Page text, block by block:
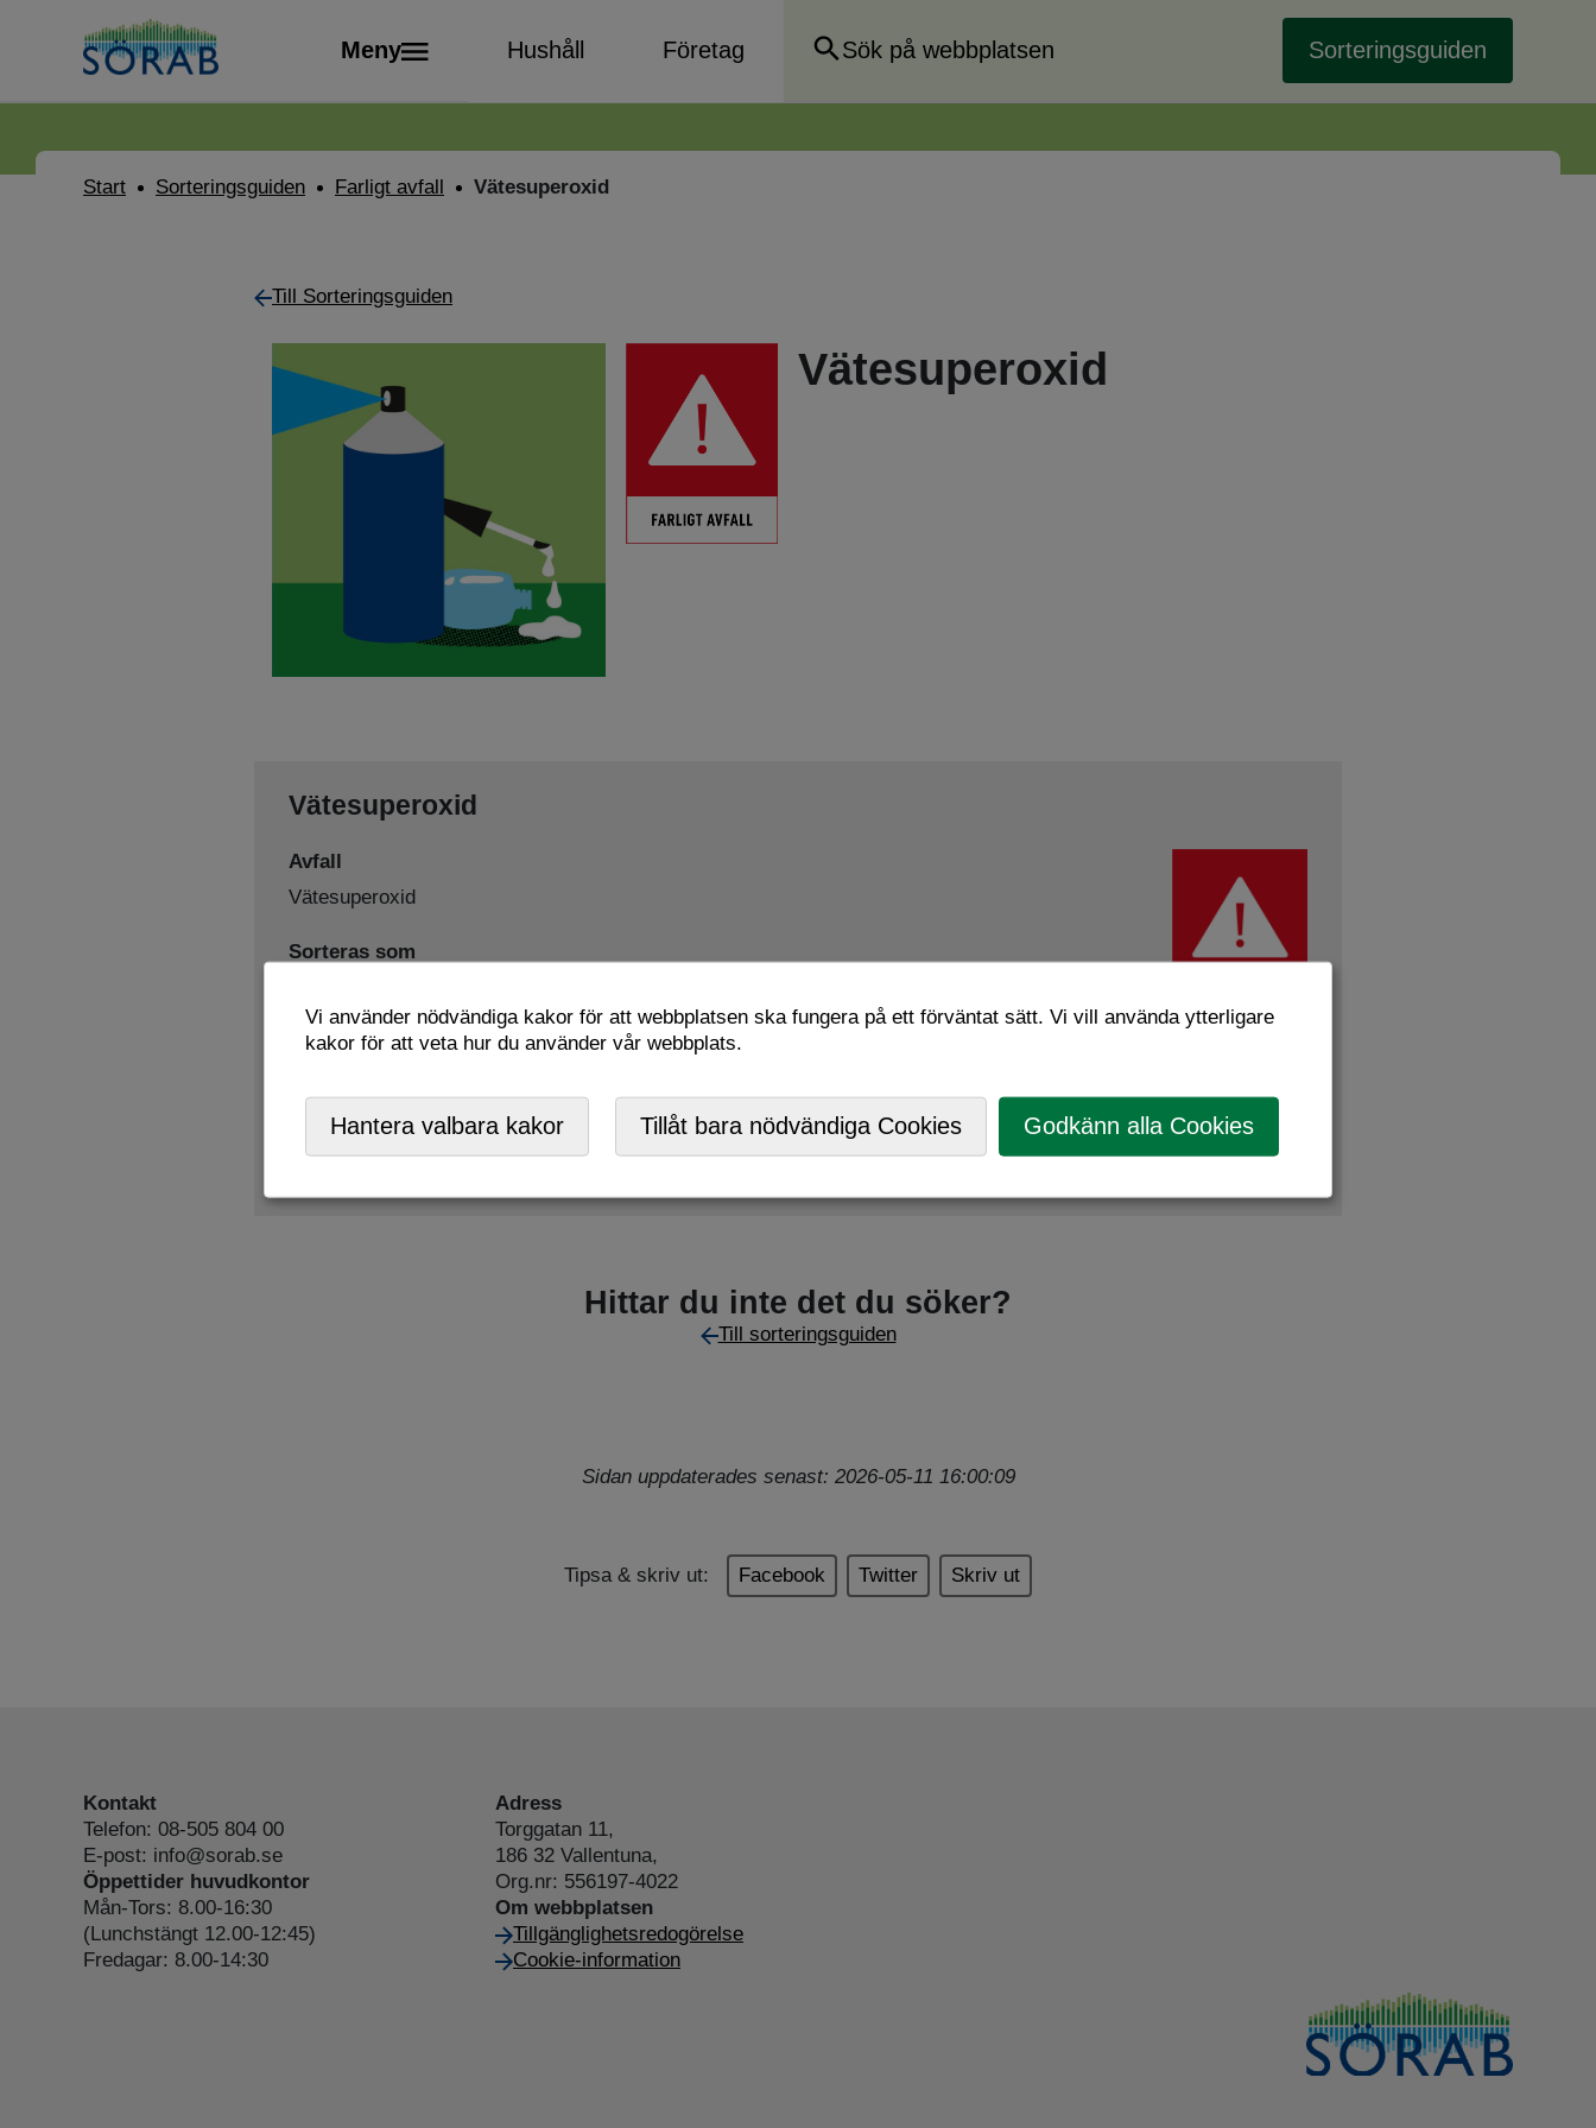
Meny Hushåll Företag Sorteringsguiden
Start Sorteringsguiden Farligt avfall Vätesuperoxid
Till Sorteringsguiden
Vätesuperoxid
Vätesuperoxid
Avfall
Vätesuperoxid
Sorteras som
Lämnas här
Hittar du inte det du söker?
Till sorteringsguiden
Sidan uppdaterades senast: 2026-05-11 16:00:09
Tipsa & skriv ut: Facebook Twitter Skriv ut
Kontakt
Telefon: 08-505 804 00
E-post: info@sorab.se
Öppettider huvudkontor
Mån-Tors: 8.00-16:30
(Lunchstängt 12.00-12:45)
Fredagar: 8.00-14:30
Adress
Torggatan 11,
186 32 Vallentuna,
Org.nr: 556197-4022
Om webbplatsen
Tillgänglighetsredogörelse
Cookie-information
Vi använder nödvändiga kakor för att webbplatsen ska fungera på ett förväntat sätt. Vi vill använda ytterligare
kakor för att veta hur du använder vår webbplats.
Hantera valbara kakor Tillåt bara nödvändiga Cookies Godkänn alla Cookies